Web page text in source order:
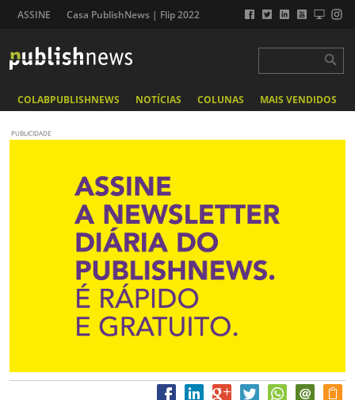
ASSINE Casa PublishNews | Flip 2022
COLABPUBLISHNEWS NOTÍCIAS COLUNAS MAIS VENDIDOS
PUBLICIDADE